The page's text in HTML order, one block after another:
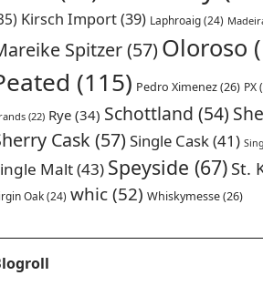
Kirsch Import(39) Laphroaig(24)
Spitzer(57)Oloroso
(115) Pedro Ximenez(26) PX
(22) Rye(34) Schottland (54)
Cask (57)Single Cask(41)
Malt(43) Speyside (67) St.
Oak(24) whic(52) Whiskymesse(26)